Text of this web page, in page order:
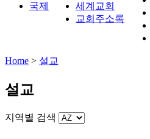
국제
세계교회
교회주소록
Home > 설교
설교
지역별 검색